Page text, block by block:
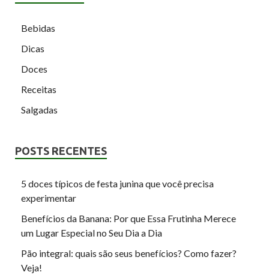
Bebidas
Dicas
Doces
Receitas
Salgadas
POSTS RECENTES
5 doces típicos de festa junina que você precisa
experimentar
Benefícios da Banana: Por que Essa Frutinha Merece
um Lugar Especial no Seu Dia a Dia
Pão integral: quais são seus benefícios? Como fazer?
Veja!